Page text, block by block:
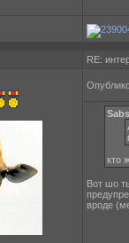
RE:
кто
Вот шо
вроде